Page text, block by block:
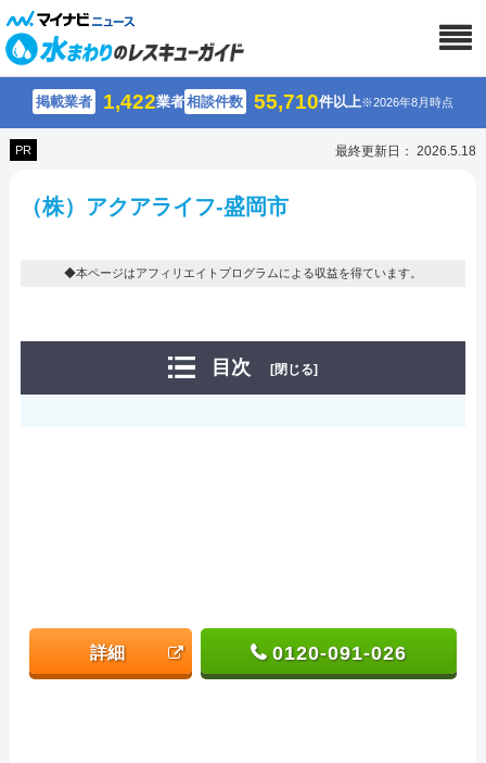
掲載業者 1,422業者相談件数 55,710件以上※2026年8月時点
PR 最終更新日： 2026.5.18
（株）アクアライフ-盛岡市
◆本ページはアフィリエイトプログラムによる収益を得ています。
目次 [閉じる]
詳細 0120-091-026